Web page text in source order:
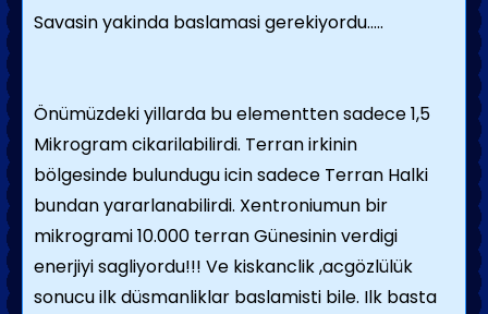
Savasin yakinda baslamasi gerekiyordu.....
Önümüzdeki yillarda bu elementten sadece 1,5
Mikrogram cikarilabilirdi. Terran irkinin
bölgesinde bulundugu icin sadece Terran Halki
bundan yararlanabilirdi. Xentroniumun bir
mikrogrami 10.000 terran Günesinin verdigi
enerjiyi sagliyordu!!! Ve kiskanclik ,acgözlülük
sonucu ilk düsmanliklar baslamisti bile. Ilk basta